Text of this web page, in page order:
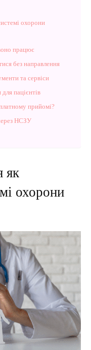
охорони
працює
без направлення
та сервіси
пацієнтів
прийомі?
НСЗУ
як
охорони